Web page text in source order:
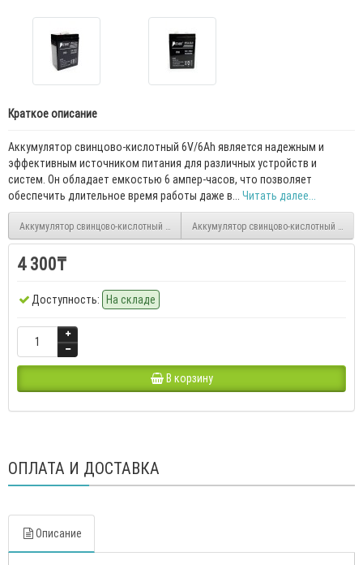
Краткое описание
Аккумулятор свинцово-кислотный 6V/6Ah является надежным и
эффективным источником питания для различных устройств и
систем. Он обладает емкостью 6 ампер-часов, что позволяет
обеспечить длительное время работы даже в... Читать далее...
Аккумулятор свинцово-кислотный 12V/4.5AhАккумулятор свинцово-кислотный 6V/
4 300₸
Доступность: На складе
В корзину
ОПЛАТА И ДОСТАВКА
Описание